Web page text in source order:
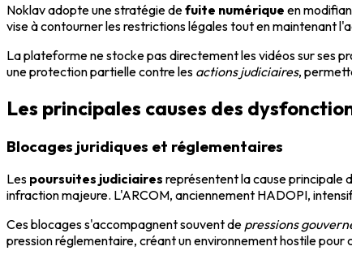
Noklav adopte une stratégie defuite numérique en
vise à contourner les restrictions légales tout en maintenant
La plateforme ne stocke pas directement les vidéos sur ses
une protection partielle contre les actions judiciaires,
Les principales causes des
Blocages juridiques et réglementaires
Les poursuites judiciaires représentent la cause principale
infraction majeure. L'ARCOM, anciennement HADOPI,
Ces blocages s'accompagnent souvent de pressions
pression réglementaire, créant un environnement hostile